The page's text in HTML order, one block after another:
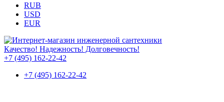
RUB
USD
EUR
Качество! Надежность! Долговечность!
+7 (495) 162-22-42
+7 (495) 162-22-42